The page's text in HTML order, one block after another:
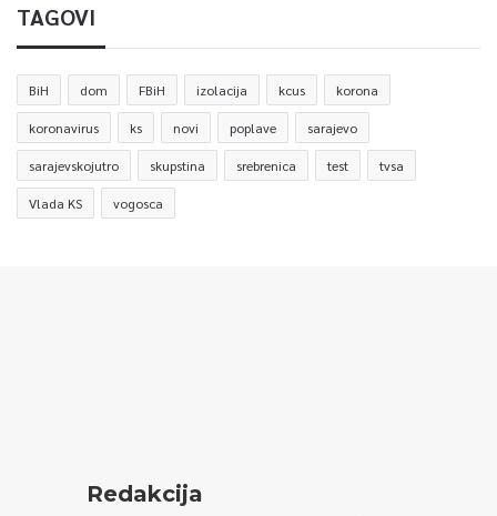
TAGOVI
BiH dom FBiH izolacija kcus korona
koronavirus ks novi poplave sarajevo
sarajevskojutro skupstina srebrenica test tvsa
Vlada KS vogosca
Redakcija